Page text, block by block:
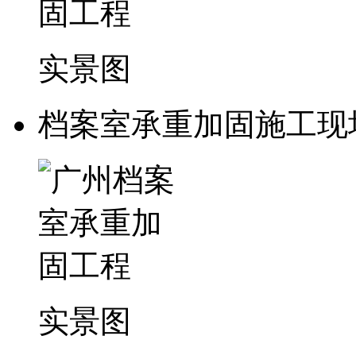
实景图
档案室承重加固施工现
实景图